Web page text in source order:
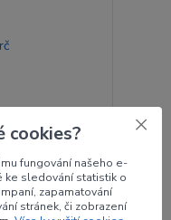
cookies?
fungování našeho e-
ke sledování statistik o
zapamatování
stránek, či zobrazení